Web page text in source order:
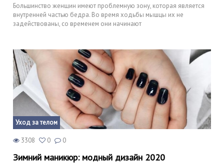
Большинство женщин имеют проблемную зону, которая является
внутренней частью бедра. Во время ходьбы мышцы их не
задействованы, со временем они начинают
Уход за телом
3308 0 0
Зимний маникюр: модный дизайн 2020